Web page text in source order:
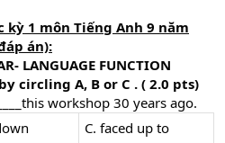
1 môn Tiếng Anh 9 năm
án):
LANGUAGE FUNCTION
circling A, B or C . ( 2.0 pts)
workshop 30 years ago.
C. faced up to